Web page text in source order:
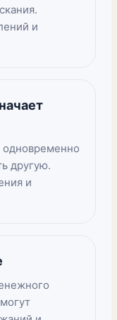
и
одновременно
другую.
и